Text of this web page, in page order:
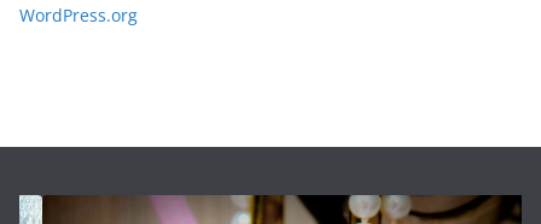
WordPress.org